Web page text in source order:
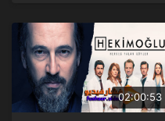
02:00:53